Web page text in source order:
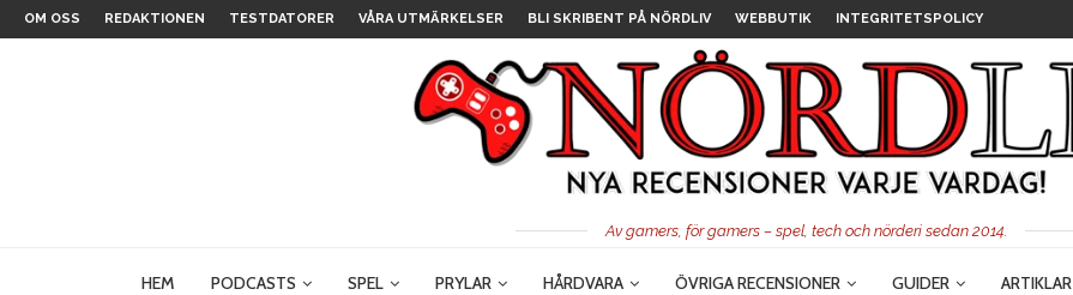
OM OSS REDAKTIONEN TESTDATORER VÅRA UTMÄRKELSER BLI SKRIBENT PÅ NÖRDLIV WEBBUTIK INTEGRITETSPOLICY
Av gamers, för gamers – spel, tech och nörderi sedan 2014.
HEM PODCASTS SPEL PRYLAR HÅRDVARA ÖVRIGA RECENSIONER GUIDER ARTIKLAR